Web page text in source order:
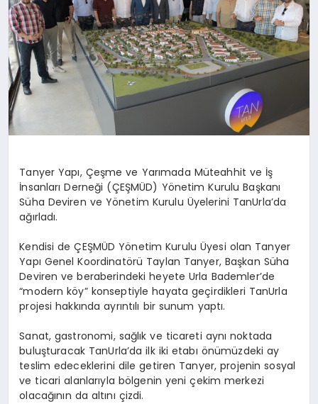
Tanyer Yapı, Çeşme ve Yarımada Müteahhit ve İş
İnsanları Derneği (ÇEŞMÜD) Yönetim Kurulu Başkanı
Süha Deviren ve Yönetim Kurulu Üyelerini TanUrla’da
ağırladı.
Kendisi de ÇEŞMÜD Yönetim Kurulu Üyesi olan Tanyer
Yapı Genel Koordinatörü Taylan Tanyer, Başkan Süha
Deviren ve beraberindeki heyete Urla Bademler’de
“modern köy” konseptiyle hayata geçirdikleri TanUrla
projesi hakkında ayrıntılı bir sunum yaptı.
Sanat, gastronomi, sağlık ve ticareti aynı noktada
buluşturacak TanUrla’da ilk iki etabı önümüzdeki ay
teslim edeceklerini dile getiren Tanyer, projenin sosyal
ve ticari alanlarıyla bölgenin yeni çekim merkezi
olacağının da altını çizdi.